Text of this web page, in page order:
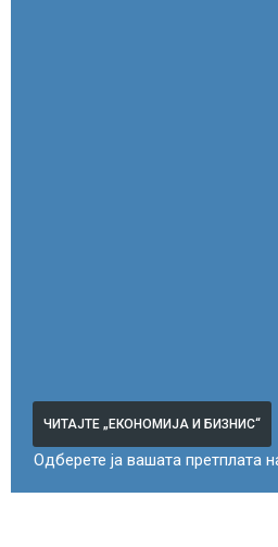
ЧИТАЈТЕ „ЕКОНОМИЈА И БИЗНИС“
Одберете ја вашата претплата